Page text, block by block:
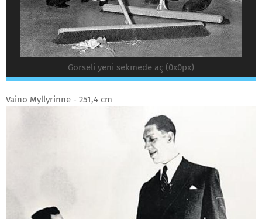
Görseli yeni sekmede aç (0x0px)
Vaino Myllyrinne - 251,4 cm